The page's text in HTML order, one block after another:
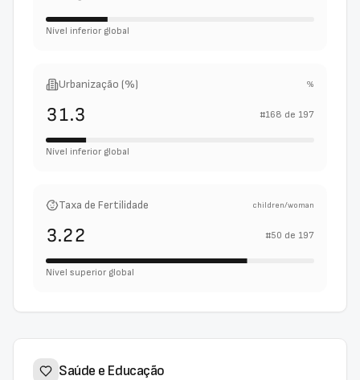
Nível inferior global
Urbanização (%) %
31.3 #168 de 197
Nível inferior global
Taxa de Fertilidade children/woman
3.22 #50 de 197
Nível superior global
Saúde e Educação